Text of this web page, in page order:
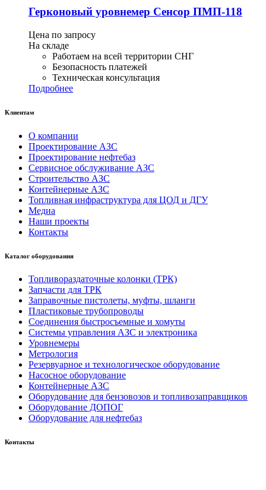
Герконовый уровнемер Сенсор ПМП-118
Цена по запросу
На складе
Работаем на всей территории СНГ
Безопасность платежей
Техническая консультация
Подробнее
Клиентам
О компании
Проектирование АЗС
Проектирование нефтебаз
Сервисное обслуживание АЗС
Строительство АЗС
Контейнерные АЗС
Топливная инфраструктура для ЦОД и ДГУ
Медиа
Наши проекты
Контакты
Каталог оборудования
Топливораздаточные колонки (ТРК)
Запчасти для ТРК
Заправочные пистолеты, муфты, шланги
Пластиковые трубопроводы
Соединения быстросъемные и хомуты
Системы управления АЗС и электроника
Уровнемеры
Метрология
Резервуарное и технологическое оборудование
Насосное оборудование
Контейнерные АЗС
Оборудование для бензовозов и топливозаправщиков
Оборудование ДОПОГ
Оборудование для нефтебаз
Контакты